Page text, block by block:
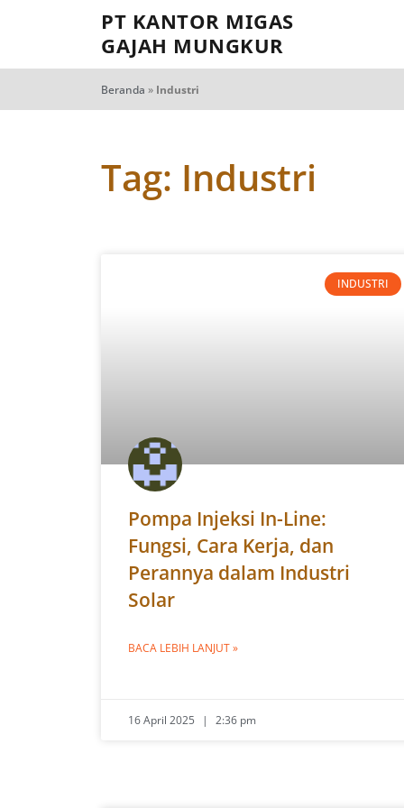
PT KANTOR MIGAS
GAJAH MUNGKUR
Beranda » Industri
Tag: Industri
INDUSTRI
Pompa Injeksi In-Line:
Fungsi, Cara Kerja, dan
Perannya dalam Industri
Solar
BACA LEBIH LANJUT »
16 April 2025 2:36 pm